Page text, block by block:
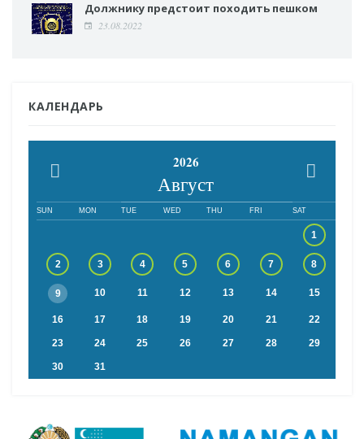
Должнику предстоит походить пешком
23.08.2022
КАЛЕНДАРЬ
2026
Август
SUN MON TUE WED THU FRI SAT
1
2 3 4 5 6 7 8
9 10 11 12 13 14 15
16 17 18 19 20 21 22
23 24 25 26 27 28 29
30 31